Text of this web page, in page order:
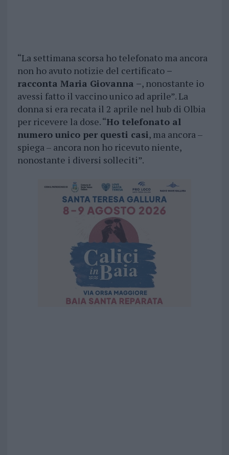
“La settimana scorsa ho telefonato ma ancora
non ho avuto notizie del certificato–
racconta Maria Giovanna –, nonostante io
avessi fatto il vaccino unico ad aprile”. La
donna si era recata il 2 aprile nel hub di Olbia
per ricevere la dose. “Ho telefonato al
numero unico per questi casi, ma ancora –
spiega – ancora non ho ricevuto niente,
nonostante i diversi solleciti”.